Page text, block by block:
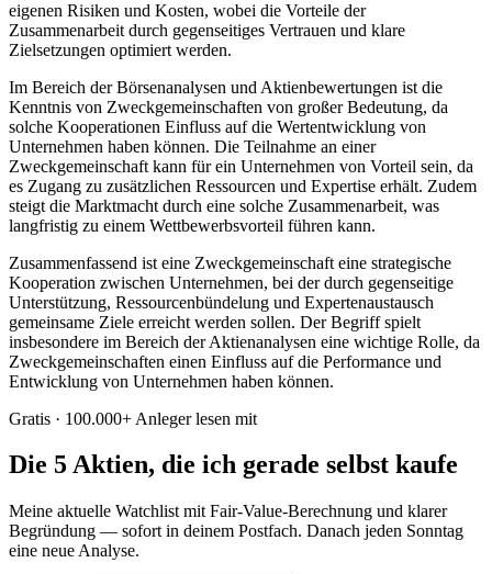
eigenen Risiken und Kosten, wobei die Vorteile der
Zusammenarbeit durch gegenseitiges Vertrauen und klare
Zielsetzungen optimiert werden.
Im Bereich der Börsenanalysen und Aktienbewertungen ist die
Kenntnis von Zweckgemeinschaften von großer Bedeutung, da
solche Kooperationen Einfluss auf die Wertentwicklung von
Unternehmen haben können. Die Teilnahme an einer
Zweckgemeinschaft kann für ein Unternehmen von Vorteil sein, da
es Zugang zu zusätzlichen Ressourcen und Expertise erhält. Zudem
steigt die Marktmacht durch eine solche Zusammenarbeit, was
langfristig zu einem Wettbewerbsvorteil führen kann.
Zusammenfassend ist eine Zweckgemeinschaft eine strategische
Kooperation zwischen Unternehmen, bei der durch gegenseitige
Unterstützung, Ressourcenbündelung und Expertenaustausch
gemeinsame Ziele erreicht werden sollen. Der Begriff spielt
insbesondere im Bereich der Aktienanalysen eine wichtige Rolle, da
Zweckgemeinschaften einen Einfluss auf die Performance und
Entwicklung von Unternehmen haben können.
Gratis · 100.000+ Anleger lesen mit
Die 5 Aktien, die ich gerade selbst kaufe
Meine aktuelle Watchlist mit Fair-Value-Berechnung und klarer
Begründung — sofort in deinem Postfach. Danach jeden Sonntag
eine neue Analyse.